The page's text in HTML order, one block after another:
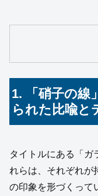
1. 「硝子の線
られた比喩と
タイトルにある「ガ
れらは、それぞれが
の印象を形づくって